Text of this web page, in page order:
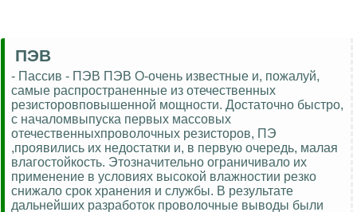
ПЭВ
- Пассив - ПЭВ ПЭВ О-очень известные и, пожалуй,
самые распространенные из отечественных
резисторовповышенной мощности. Достаточно быстро,
с началомвыпуска первых массовых
отечественныхпроволочных резисторов, ПЭ
,проявились их недостатки и, в первую очередь, малая
влагостойкость. Этозначительно ограничивало их
применение в условиях высокой влажностии резко
снижало срок хранения и службы. В результате
дальнейших разработок проволочные выводы были